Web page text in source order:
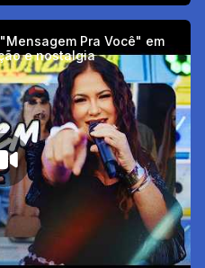
Pra Você" em
e nostalgia